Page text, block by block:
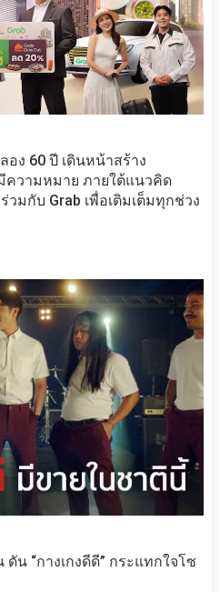
อง 60 ปี เดินหน้าสร้าง
ความหมาย ภายใต้แนวคิด
วมกับ Grab เพื่อเติมเต็มทุกช่วง
น “กางเกงดีดี” กระแทกใจโซ